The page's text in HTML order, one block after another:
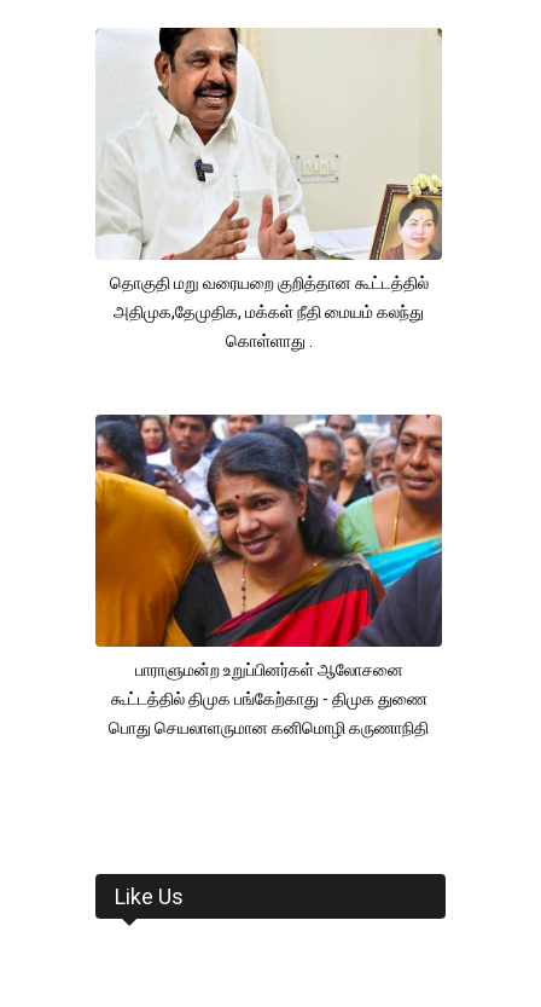
தொகுதி மறு வரையறை குறித்தான கூட்டத்தில்
அதிமுக,தேமுதிக, மக்கள் நீதி மையம் கலந்து
கொள்ளாது .
பாராளுமன்ற உறுப்பினர்கள் ஆலோசனை
கூட்டத்தில் திமுக பங்கேற்காது - திமுக துணை
பொது செயலாளருமான கனிமொழி கருணாநிதி
Like Us